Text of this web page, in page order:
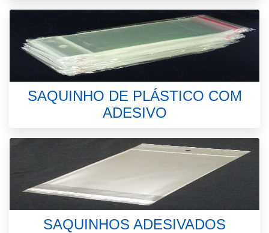
SAQUINHO DE PLÁSTICO COM
ADESIVO
SAQUINHOS ADESIVADOS